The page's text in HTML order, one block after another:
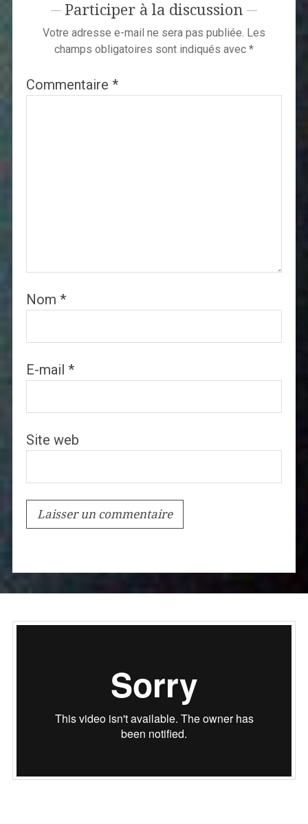
Participer à la discussion
Votre adresse e-mail ne sera pas publiée. Les
champs obligatoires sont indiqués avec *
Commentaire *
Nom *
E-mail *
Site web